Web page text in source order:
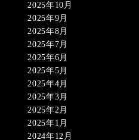
2025年10月
2025年9月
2025年8月
2025年7月
2025年6月
2025年5月
2025年4月
2025年3月
2025年2月
2025年1月
2024年12月